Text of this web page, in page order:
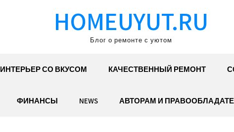
HOMEUYUT.RU
Блог о ремонте с уютом
ИНТЕРЬЕР СО ВКУСОМ КАЧЕСТВЕННЫЙ РЕМОНТ
ФИНАНСЫ NEWS АВТОРАМ И